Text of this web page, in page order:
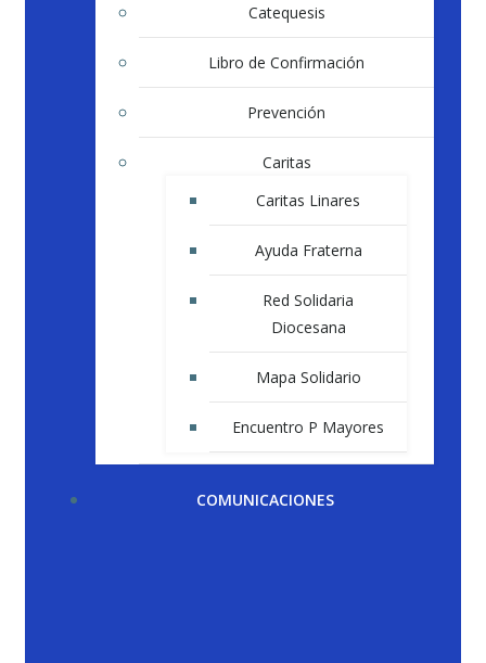
Catequesis
Libro de Confirmación
Prevención
Caritas
Caritas Linares
Ayuda Fraterna
Red Solidaria
Diocesana
Mapa Solidario
Encuentro P Mayores
COMUNICACIONES